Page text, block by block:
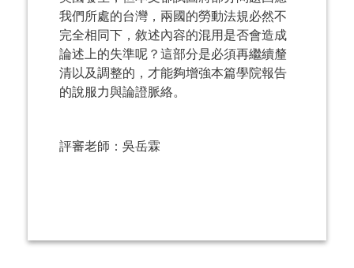
我們所處的台灣，兩國的勞動法規必然不
完全相同下，敘述內容的混用是否會造成
論述上的失準呢？這部分是必須再繼續釐
清以及調整的，才能夠增強本篇學院報告
的說服力與論證脈絡。
評審老師：吳岳霖